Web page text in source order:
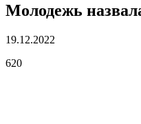
Молодежь
19.12.2022
620